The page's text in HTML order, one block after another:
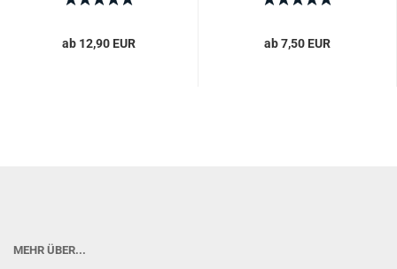
ab 12,90 EUR ab 7,50 EUR
MEHR ÜBER...